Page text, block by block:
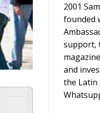
2001
founded
support,
and
the Latin